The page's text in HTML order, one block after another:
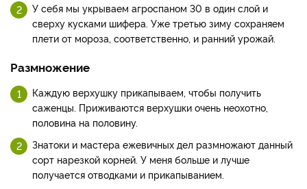
У себя мы укрываем агроспаном 30 в один слой и
сверху кусками шифера. Уже третью зиму сохраняем
плети от мороза, соответственно, и ранний урожай.
Размножение
Каждую верхушку прикапываем, чтобы получить
саженцы. Приживаются верхушки очень неохотно,
половина на половину.
Знатоки и мастера ежевичных дел размножают данный
сорт нарезкой корней. У меня больше и лучше
получается отводками и прикапыванием.